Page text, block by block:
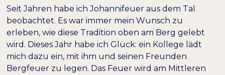
Niedrige Sättigung Hohe Sättigung
Links hervorheben Überschriften
hervorheben
Seit Jahren habe ich Johannifeuer aus dem Tal
beobachtet. Es war immer mein Wunsch zu
erleben, wie diese Tradition oben am Berg gelebt
wird. Dieses Jahr habe ich Glück: ein Kollege lädt
mich dazu ein, mit ihm und seinen Freunden
Bergfeuer zu legen. Das Feuer wird am Mittleren